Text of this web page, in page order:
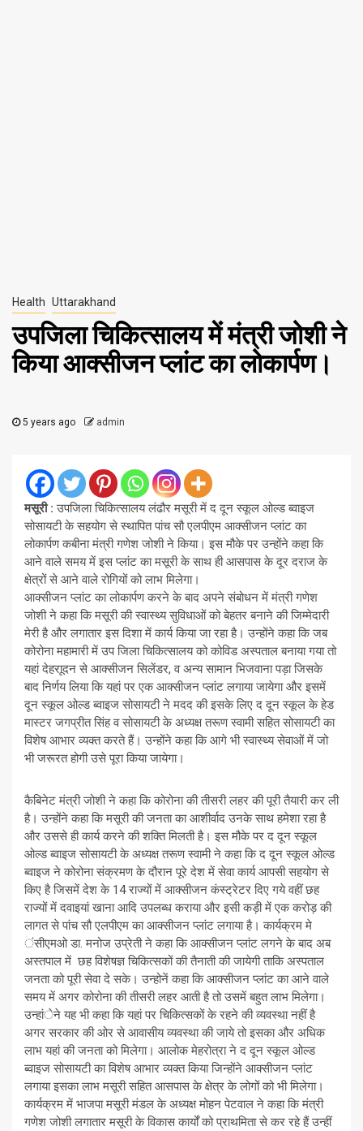
Health Uttarakhand
उपजिला चिकित्सालय में मंत्री जोशी ने
किया आक्सीजन प्लांट का लोकार्पण।
5 years ago admin
मसूरी : उपजिला चिकित्सालय लंढौर मसूरी में द दून स्कूल ओल्ड ब्वाइज
सोसायटी के सहयोग से स्थापित पांच सौ एलपीएम आक्सीजन प्लांट का
लोकार्पण कबीना मंत्री गणेश जोशी ने किया। इस मौके पर उन्होंने कहा कि
आने वाले समय में इस प्लांट का मसूरी के साथ ही आसपास के दूर दराज के
क्षेत्रों से आने वाले रोगियों को लाभ मिलेगा।
आक्सीजन प्लांट का लोकार्पण करने के बाद अपने संबोधन में मंत्री गणेश
जोशी ने कहा कि मसूरी की स्वास्थ्य सुविधाओं को बेहतर बनाने की जिम्मेदारी
मेरी है और लगातार इस दिशा में कार्य किया जा रहा है। उन्होंने कहा कि जब
कोरोना महामारी में उप जिला चिकित्सालय को कोविड अस्पताल बनाया गया तो
यहां देहराूदन से आक्सीजन सिलेंडर, व अन्य सामान भिजवाना पड़ा जिसके
बाद निर्णय लिया कि यहां पर एक आक्सीजन प्लांट लगाया जायेगा और इसमें
दून स्कूल ओल्ड ब्वाइज सोसायटी ने मदद की इसके लिए द दून स्कूल के हेड
मास्टर जगप्रीत सिंह व सोसायटी के अध्यक्ष तरूण स्वामी सहित सोसायटी का
विशेष आभार व्यक्त करते हैं। उन्होंने कहा कि आगे भी स्वास्थ्य सेवाओं में जो
भी जरूरत होगी उसे पूरा किया जायेगा।
कैबिनेट मंत्री जोशी ने कहा कि कोरोना की तीसरी लहर की पूरी तैयारी कर ली
है। उन्होंने कहा कि मसूरी की जनता का आशीर्वाद उनके साथ हमेशा रहा है
और उससे ही कार्य करने की शक्ति मिलती है। इस मौके पर द दून स्कूल
ओल्ड ब्वाइज सोसायटी के अध्यक्ष तरूण स्वामी ने कहा कि द दून स्कूल ओल्ड
ब्वाइज ने कोरोना संक्रमण के दौरान पूरे देश में सेवा कार्य आपसी सहयोग से
किए है जिसमें देश के 14 राज्यों में आक्सीजन कंस्ट्रेटर दिए गये वहीं छह
राज्यों में दवाइयां खाना आदि उपलब्ध कराया और इसी कड़ी में एक करोड़ की
लागत से पांच सौ एलपीएम का आक्सीजन प्लांट लगाया है। कार्यक्रम मे
ंसीएमओ डा. मनोज उप्रेती ने कहा कि आक्सीजन प्लांट लगने के बाद अब
अस्तपाल में छह विशेषज्ञ चिकित्सकों की तैनाती की जायेगी ताकि अस्पताल
जनता को पूरी सेवा दे सके। उन्होनें कहा कि आक्सीजन प्लांट का आने वाले
समय में अगर कोरोना की तीसरी लहर आती है तो उसमें बहुत लाभ मिलेगा।
उन्हांेने यह भी कहा कि यहां पर चिकित्सकों के रहने की व्यवस्था नहीं है
अगर सरकार की ओर से आवासीय व्यवस्था की जाये तो इसका और अधिक
लाभ यहां की जनता को मिलेगा। आलोक मेहरोत्रा ने द दून स्कूल ओल्ड
ब्वाइज सोसायटी का विशेष आभार व्यक्त किया जिन्होंने आक्सीजन प्लांट
लगाया इसका लाभ मसूरी सहित आसपास के क्षेत्र के लोगों को भी मिलेगा।
कार्यक्रम में भाजपा मसूरी मंडल के अध्यक्ष मोहन पेटवाल ने कहा कि मंत्री
गणेश जोशी लगातार मसूरी के विकास कार्यों को प्राथमिता से कर रहे हैं उन्हीं